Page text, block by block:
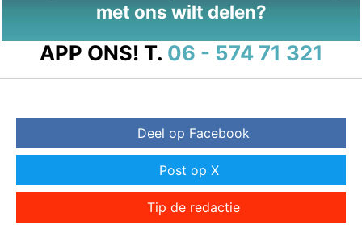
met ons wilt delen?
APP ONS! T. 06 - 574 71 321
Deel op Facebook
Post op X
Tip de redactie